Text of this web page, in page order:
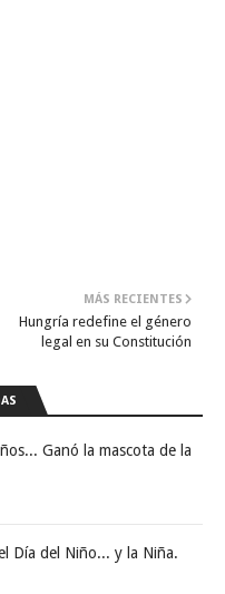
MÁS RECIENTES
Hungría redefine el género
legal en su Constitución
Ganó la mascota de la
Día del Niño... y la Niña.